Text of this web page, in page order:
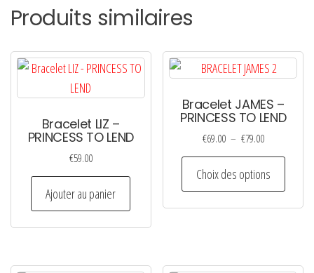
ATELIER
Produits similaires
Bracelet LIZ –
PRINCESS TO LEND
€59.00
Ajouter au panier
Bracelet JAMES –
PRINCESS TO LEND
€69.00 – €79.00Plage
de
prix :
€69.00
à
Choix des options
Ce